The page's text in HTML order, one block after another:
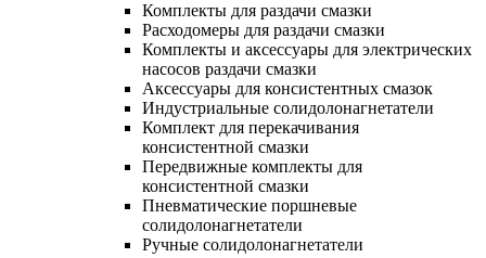
Комплекты для раздачи смазки
Расходомеры для раздачи смазки
Комплекты и аксессуары для электрических
насосов раздачи смазки
Аксессуары для консистентных смазок
Индустриальные солидолонагнетатели
Комплект для перекачивания
консистентной смазки
Передвижные комплекты для
консистентной смазки
Пневматические поршневые
солидолонагнетатели
Ручные солидолонагнетатели